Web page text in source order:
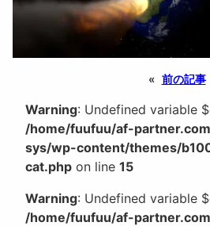
« 前の記事
Warning: Undefined variable
/home/fuufuu/af-
sys/wp-content/themes/
cat.php on line 15
Warning: Undefined variable
/home/fuufuu/af-